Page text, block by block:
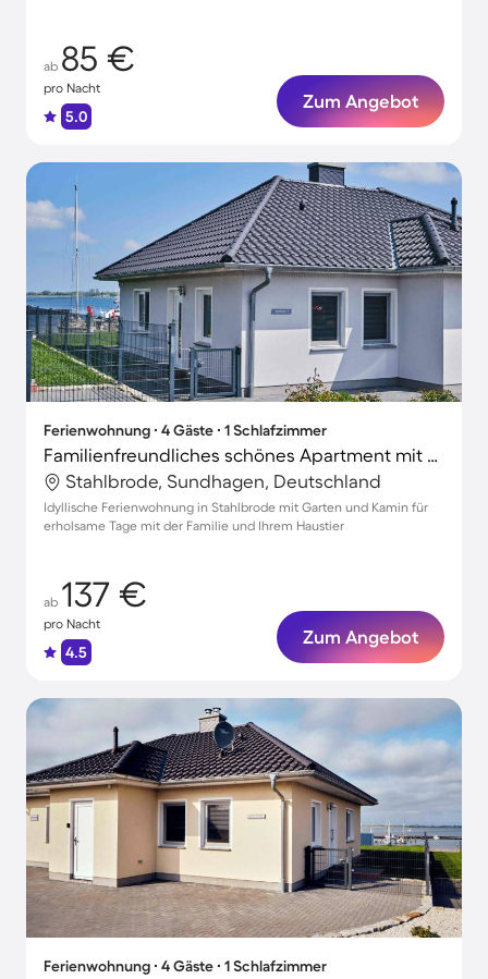
ab 85 €
pro Nacht
5.0
Zum Angebot
Ferienwohnung ∙ 4 Gäste ∙ 1 Schlafzimmer
Familienfreundliches schönes Apartment mit Terrasse, Grill und Garten | Haustiere erlaubt
Stahlbrode, Sundhagen, Deutschland
Idyllische Ferienwohnung in Stahlbrode mit Garten und Kamin für
erholsame Tage mit der Familie und Ihrem Haustier
ab 137 €
pro Nacht
4.5
Zum Angebot
Ferienwohnung ∙ 4 Gäste ∙ 1 Schlafzimmer